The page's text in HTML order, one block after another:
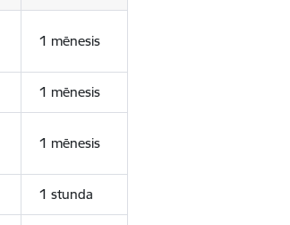
1 mēnesis
1 mēnesis
1 mēnesis
1 stunda